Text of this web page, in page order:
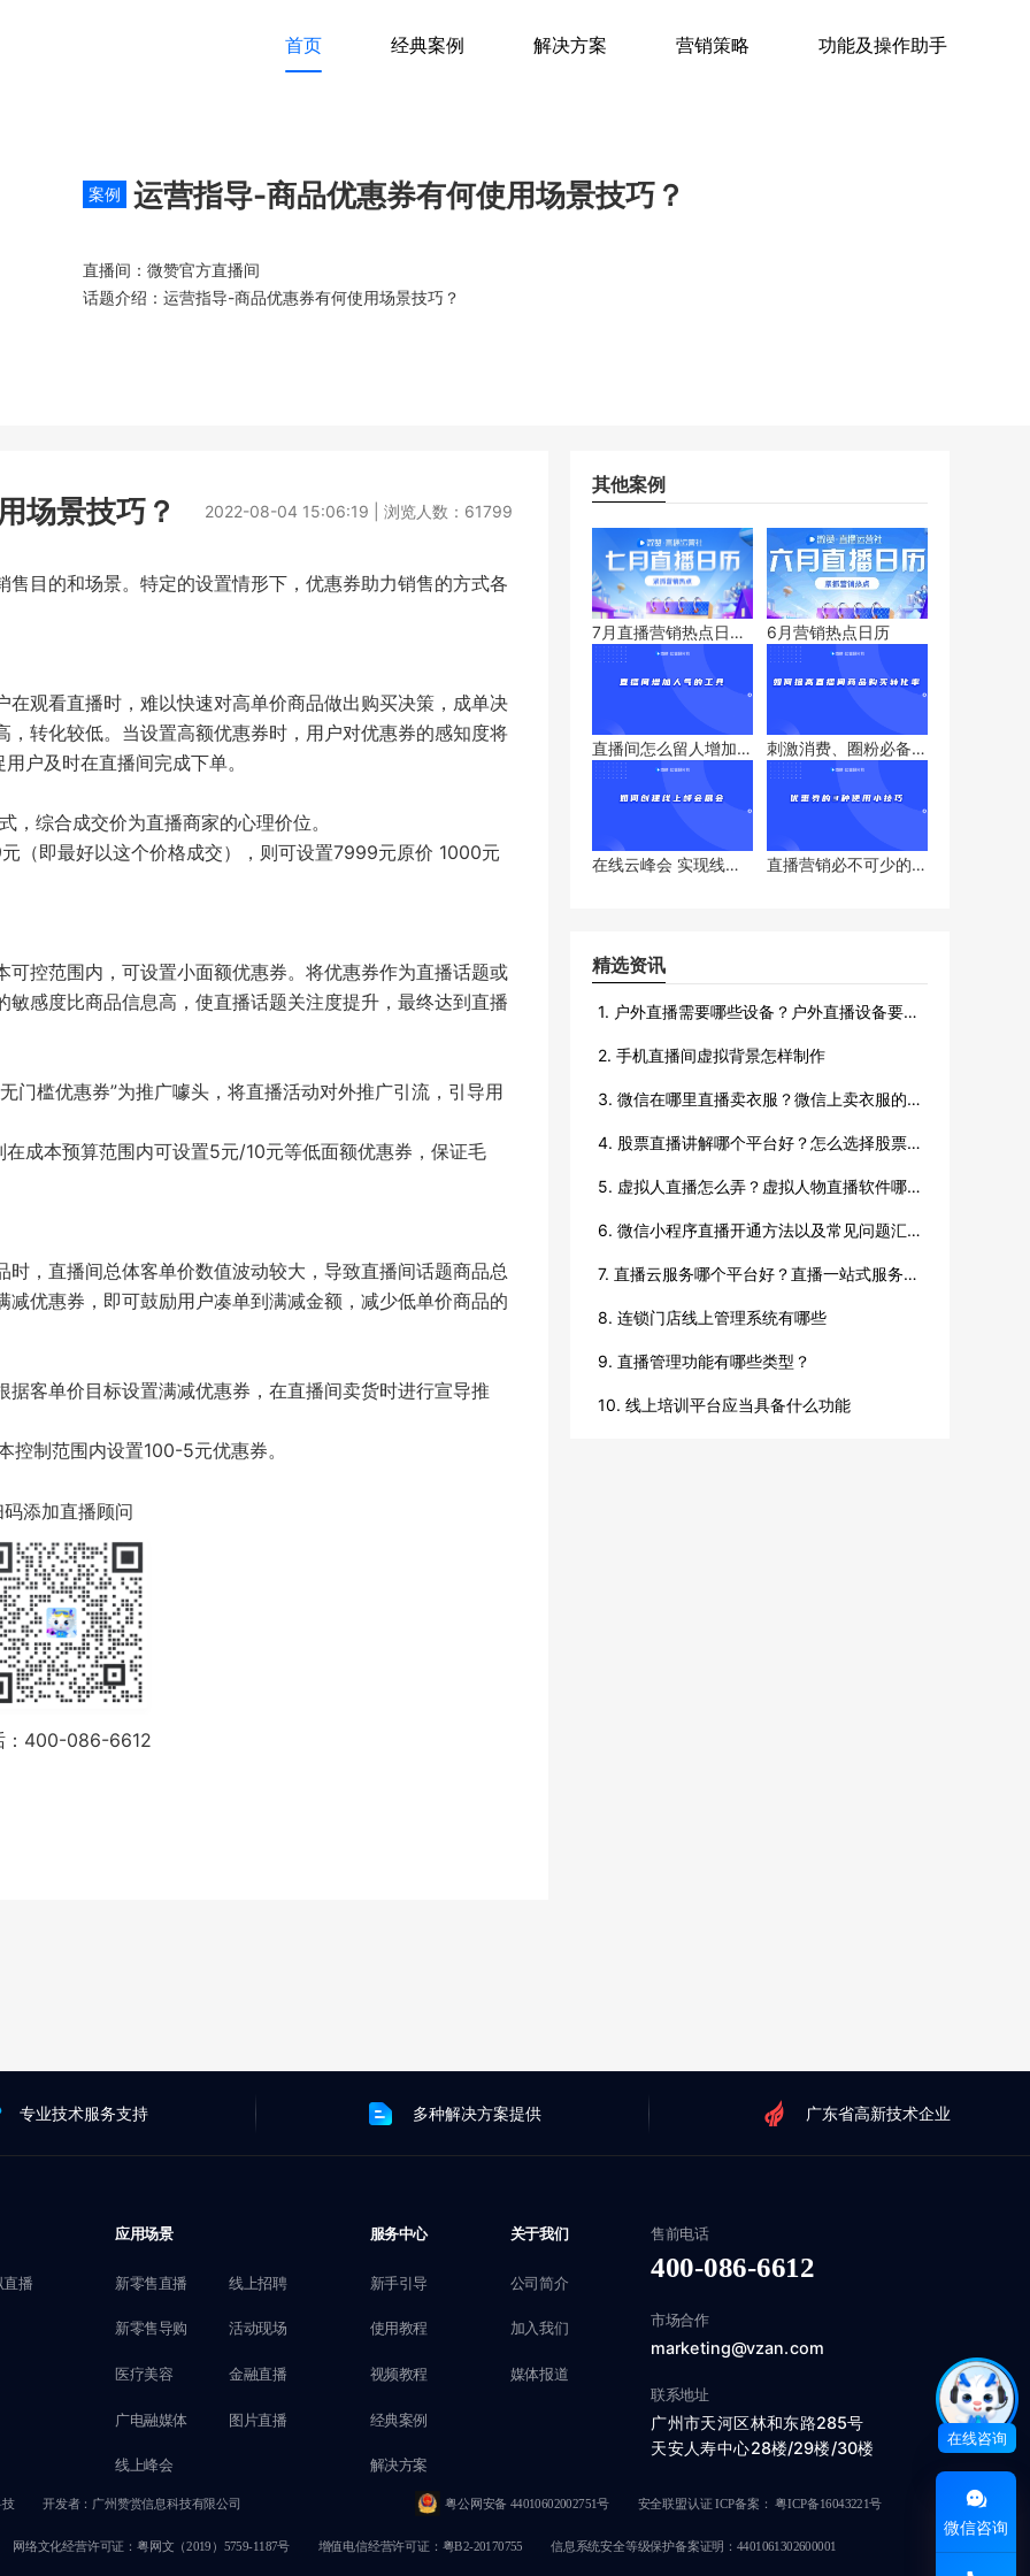
首页 经典案例 解决方案 营销策略 功能及操作助手
案例 运营指导-商品优惠券有何使用场景技巧？
直播间：微赞官方直播间
话题介绍：运营指导-商品优惠券有何使用场景技巧？
场景技巧？ 2022-08-04 15:06:19 | 浏览人数：61799
目的和场景。特定的设置情形下，优惠券助力销售的方式各
观看直播时，难以快速对高单价商品做出购买决策，成单决
转化较低。当设置高额优惠券时，用户对优惠券的感知度将
户及时在直播间完成下单。
综合成交价为直播商家的心理价位。
（即最好以这个价格成交），则可设置7999元原价 1000元
控范围内，可设置小面额优惠券。将优惠券作为直播话题或
感度比商品信息高，使直播话题关注度提升，最终达到直播
门槛优惠券”为推广噱头，将直播活动对外推广引流，引导用
成本预算范围内可设置5元/10元等低面额优惠券，保证毛
，直播间总体客单价数值波动较大，导致直播间话题商品总
优惠券，即可鼓励用户凑单到满减金额，减少低单价商品的
客单价目标设置满减优惠券，在直播间卖货时进行宣导推
制范围内设置100-5元优惠券。
码添加直播顾问
：400-086-6612
其他案例
7月直播营销热点日历
掌握直播热点就是这么
简单
6月营销热点日历
直播间怎么留人增加人
气
刺激消费、圈粉必备的
营销工具怎么玩
在线云峰会 实现线上
直播营销必不可少的工
精选资讯
1. 户外直播需要哪些设备？户外直播设备要很多吗？
2. 手机直播间虚拟背景怎样制作
3. 微信在哪里直播卖衣服？微信上卖衣服的方法
4. 股票直播讲解哪个平台好？怎么选择股票直播平台？
5. 虚拟人直播怎么弄？虚拟人物直播软件哪个好？
6. 微信小程序直播开通方法以及常见问题汇总
7. 直播云服务哪个平台好？直播一站式服务哪个好？
8. 连锁门店线上管理系统有哪些
9. 直播管理功能有哪些类型？
10. 线上培训平台应当具备什么功能
在线咨询
微信咨询
专业技术服务支持 多种解决方案提供 广东省高新技术企业
播
应用场景
新零售直播
新零售导购
医疗美容
广电融媒体
线上峰会
线上招聘
活动现场
金融直播
图片直播
服务中心
新手引导
使用教程
视频教程
经典案例
解决方案
关于我们
公司简介
加入我们
媒体报道
售前电话
400-086-6612
市场合作
marketing@vzan.com
联系地址
广州市天河区林和东路285号
天安人寿中心28楼/29楼/30楼
技 开发者：广州赞赏信息科技有限公司 粤公网安备 44010602002751号 安全联盟认证 ICP备案：粤ICP备16043221号
网络文化经营许可证：粤网文（2019）5759-1187号 增值电信经营许可证：粤B2-20170755 信息系统安全等级保护备案证明：4401061302600001